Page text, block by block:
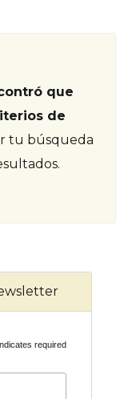
que
de
tu búsqueda
required